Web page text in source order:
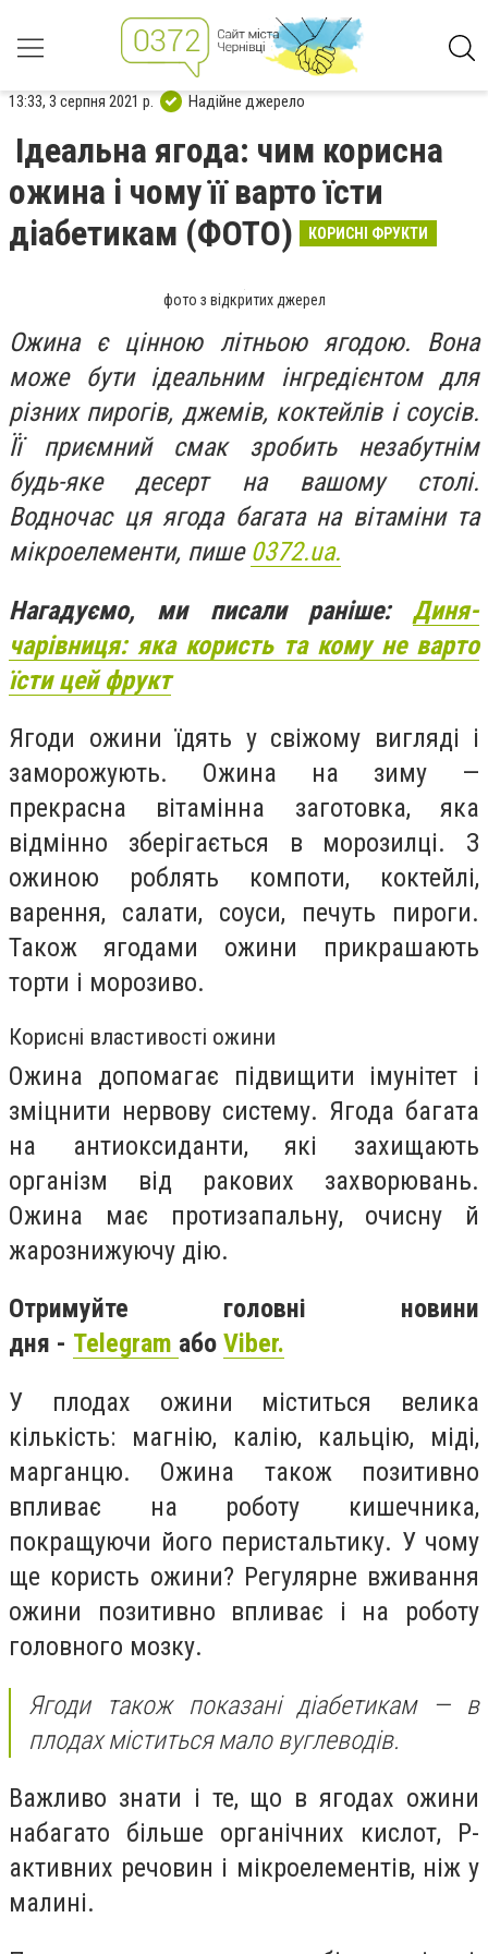
13:33, 3 серпня 2021 р. Надійне джерело
Ідеальна ягода: чим корисна
ожина і чому її варто їсти
діабетикам (ФОТО)
КОРИСНІ ФРУКТИ
фото з відкритих джерел
Ожина є цінною літньою ягодою. Вона
може бути ідеальним інгредієнтом для
різних пирогів, джемів, коктейлів і соусів.
Її приємний смак зробить незабутнім
будь-яке десерт на вашому столі.
Водночас ця ягода багата на вітаміни та
мікроелементи, пише 0372.ua.
Нагадуємо, ми писали раніше: Диня-
чарівниця: яка користь та кому не варто
їсти цей фрукт
Ягоди ожини їдять у свіжому вигляді і
заморожують. Ожина на зиму —
прекрасна вітамінна заготовка, яка
відмінно зберігається в морозилці. З
ожиною роблять компоти, коктейлі,
варення, салати, соуси, печуть пироги.
Також ягодами ожини прикрашають
торти і морозиво.
Корисні властивості ожини
Ожина допомагає підвищити імунітет і
зміцнити нервову систему. Ягода багата
на антиоксиданти, які захищають
організм від ракових захворювань.
Ожина має протизапальну, очисну й
жарознижуючу дію.
Отримуйте головні новини
дня - Telegram або Viber.
У плодах ожини міститься велика
кількість: магнію, калію, кальцію, міді,
марганцю. Ожина також позитивно
впливає на роботу кишечника,
покращуючи його перистальтику. У чому
ще користь ожини? Регулярне вживання
ожини позитивно впливає і на роботу
головного мозку.
Ягоди також показані діабетикам — в
плодах міститься мало вуглеводів.
Важливо знати і те, що в ягодах ожини
набагато більше органічних кислот, Р-
активних речовин і мікроелементів, ніж у
малині.